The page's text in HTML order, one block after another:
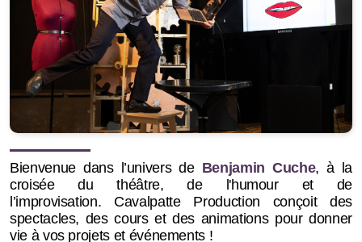
Bienvenue dans l’univers de Benjamin Cuche, à la
croisée du théâtre, de l'humour et de
l’improvisation. Cavalpatte Production conçoit des
spectacles, des cours et des animations pour donner
vie à vos projets et événements !